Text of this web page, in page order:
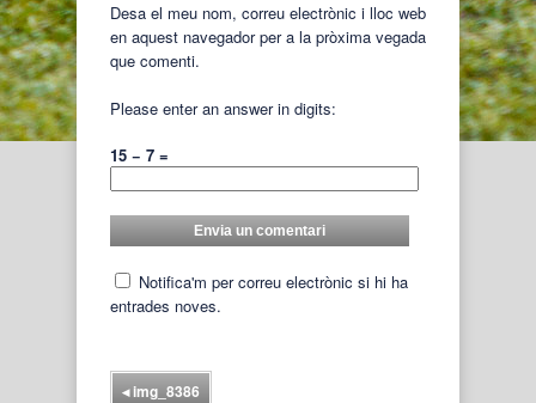
Desa el meu nom, correu electrònic i lloc web
en aquest navegador per a la pròxima vegada
que comenti.
Please enter an answer in digits:
15 − 7 =
Notifica'm per correu electrònic si hi ha
entrades noves.
◂img_8386